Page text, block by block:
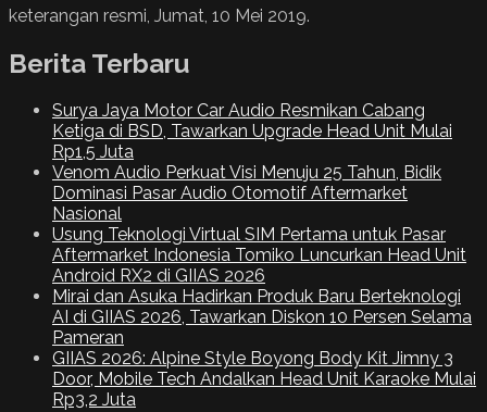
keterangan resmi, Jumat, 10 Mei 2019.
Berita Terbaru
Surya Jaya Motor Car Audio Resmikan Cabang
Ketiga di BSD, Tawarkan Upgrade Head Unit Mulai
Rp1,5 Juta
Venom Audio Perkuat Visi Menuju 25 Tahun, Bidik
Dominasi Pasar Audio Otomotif Aftermarket
Nasional
Usung Teknologi Virtual SIM Pertama untuk Pasar
Aftermarket Indonesia Tomiko Luncurkan Head Unit
Android RX2 di GIIAS 2026
Mirai dan Asuka Hadirkan Produk Baru Berteknologi
AI di GIIAS 2026, Tawarkan Diskon 10 Persen Selama
Pameran
GIIAS 2026: Alpine Style Boyong Body Kit Jimny 3
Door, Mobile Tech Andalkan Head Unit Karaoke Mulai
Rp3,2 Juta